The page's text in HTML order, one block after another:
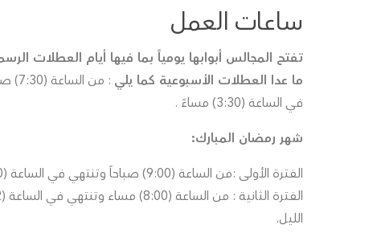
ساعات العمل
تفتح المجالس أبوابها يومياً بما فيها أيام العطلات
ما عدا العطلات الأسبوعية كما يلي
: من
في الساعة (3:30) مساءً .
شهر رمضان المبارك:
الفترة الأولى :من الساعة (9:00) صباحاً وتنتهي في الساعة (2:30) مساءً.
الليل.